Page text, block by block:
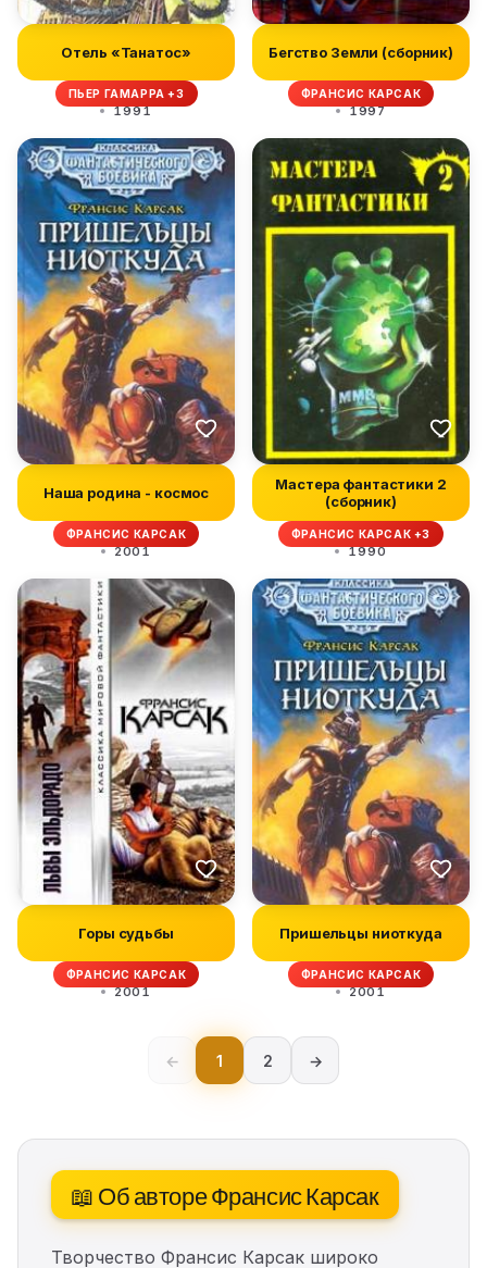
Отель «Танатос»
ПЬЕР ГАМАРРА +3
1991
Бегство Земли (сборник)
ФРАНСИС КАРСАК
1997
Наша родина - космос
ФРАНСИС КАРСАК
2001
Мастера фантастики 2
(сборник)
ФРАНСИС КАРСАК +3
1990
Горы судьбы
ФРАНСИС КАРСАК
2001
Пришельцы ниоткуда
ФРАНСИС КАРСАК
2001
← 1 2 →
📖 Об авторе Франсис Карсак
Творчество Франсис Карсак широко